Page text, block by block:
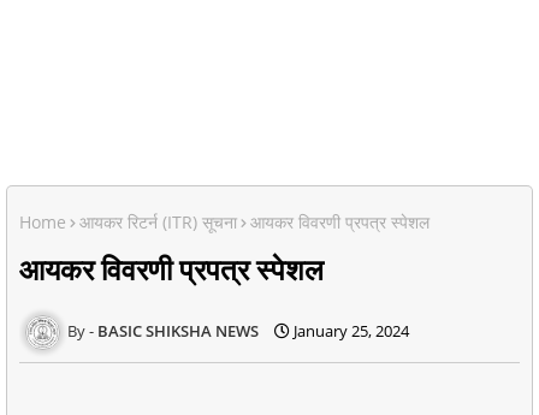
Home आयकर रिटर्न (ITR) सूचना आयकर विवरणी प्रपत्र स्पेशल
आयकर विवरणी प्रपत्र स्पेशल
BASIC SHIKSHA NEWS January 25, 2024